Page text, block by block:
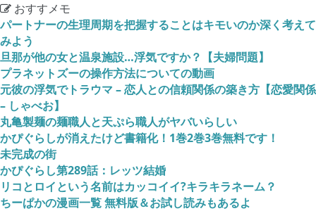
おすすメモ
パートナーの生理周期を把握することはキモいのか深く考えて
みよう
旦那が他の女と温泉施設…浮気ですか？【夫婦問題】
プラネットズーの操作方法についての動画
元彼の浮気でトラウマ – 恋人との信頼関係の築き方【恋愛関係
– しゃべお】
丸亀製麺の麺職人と天ぷら職人がヤバいらしい
かぴぐらしが消えたけど書籍化！1巻2巻3巻無料です！
未完成の街
かぴぐらし第289話：レッツ結婚
リコとロイという名前はカッコイイ?キラキラネーム？
ちーぱかの漫画一覧 無料版＆お試し読みもあるよ